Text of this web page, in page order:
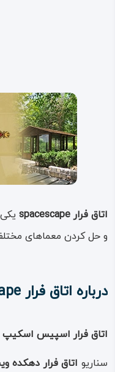
اتاق فرار spacescape
و حل کردن معماهای
درباره اتاق فرار spacescape
اتاق فرار اسپیس اسکیپ
سناریو اتاق فرار دهکده